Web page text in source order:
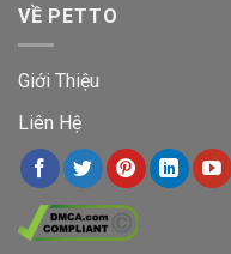
VỀ PETTO
Giới Thiệu
Liên Hệ